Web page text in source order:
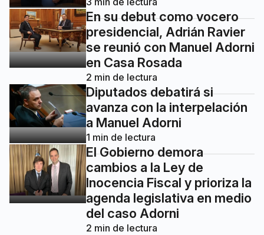
En su debut como vocero
presidencial, Adrián Ravier
se reunió con Manuel Adorni
en Casa Rosada
2 min de lectura
Diputados debatirá si
avanza con la interpelación
a Manuel Adorni
1 min de lectura
El Gobierno demora
cambios a la Ley de
Inocencia Fiscal y prioriza la
agenda legislativa en medio
del caso Adorni
2 min de lectura